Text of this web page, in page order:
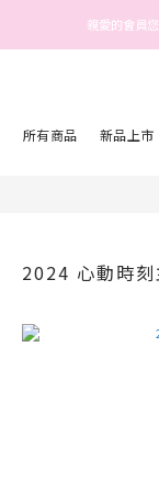
親愛的會員
所有商品 新品上市
2024 心動時